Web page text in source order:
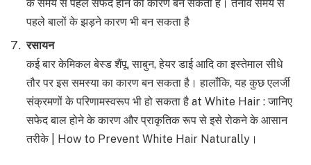
के समय से पहले सफेद होने का कारण बन सकता है। तनाव समय से
पहले बालों के झड़ने कारण भी बन सकता है
रसायन
कई बार केमिकल बेस्ड शैंपू, साबुन, हेयर डाई आदि का इस्तेमाल सीधे
तौर पर इस समस्या का कारण बन सकता है। हालाँकि, यह कुछ एलर्जी
संक्रमणों के परिणामस्वरूप भी हो सकता है at White Hair : जानिए
सफेद बाल होने के कारण और प्राकृतिक रूप से इसे रोकने के आसान
तरीके | How to Prevent White Hair Naturally।